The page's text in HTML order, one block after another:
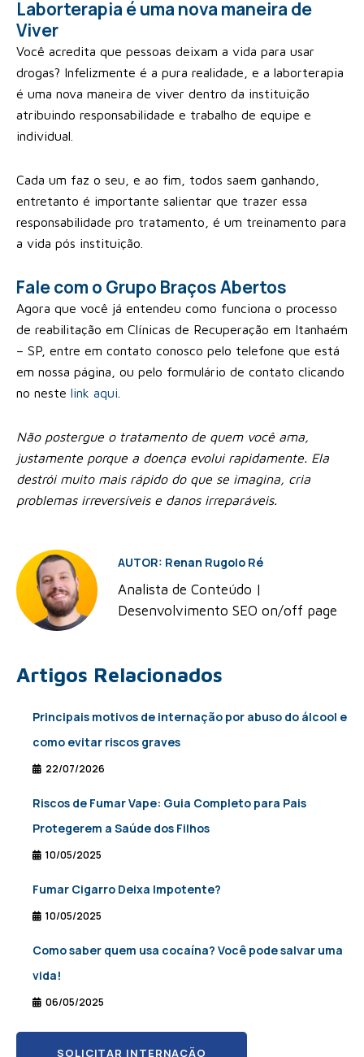
Laborterapia é uma nova maneira de
Viver
Você acredita que pessoas deixam a vida para usar
drogas? Infelizmente é a pura realidade, e a laborterapia
é uma nova maneira de viver dentro da instituição
atribuindo responsabilidade e trabalho de equipe e
individual.
Cada um faz o seu, e ao fim, todos saem ganhando,
entretanto é importante salientar que trazer essa
responsabilidade pro tratamento, é um treinamento para
a vida pós instituição.
Fale com o Grupo Braços Abertos
Agora que você já entendeu como funciona o processo
de reabilitação em Clínicas de Recuperação em Itanhaém
– SP, entre em contato conosco pelo telefone que está
em nossa página, ou pelo formulário de contato clicando
no neste link aqui
Não postergue o tratamento de quem você ama,
justamente porque a doença evolui rapidamente. Ela
destrói muito mais rápido do que se imagina, cria
problemas irreversíveis e danos irreparáveis.
AUTOR: Renan Rugolo Ré
Analista de Conteúdo |
Desenvolvimento SEO on/off page
Artigos Relacionados
Principais motivos de internação por abuso do álcool e
como evitar riscos graves
22/07/2026
Riscos de Fumar Vape: Guia Completo para Pais
Protegerem a Saúde dos Filhos
10/05/2025
Fumar Cigarro Deixa Impotente?
10/05/2025
Como saber quem usa cocaína? Você pode salvar uma
vida!
06/05/2025
SOLICITAR INTERNAÇÃO